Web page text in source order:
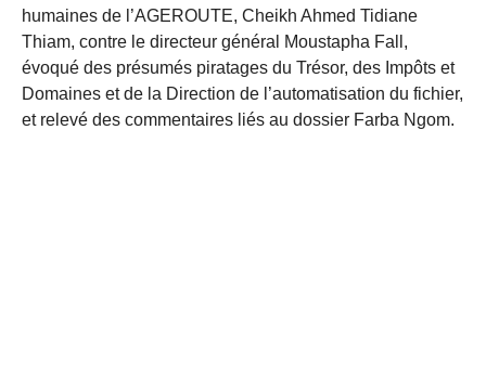
humaines de l’AGEROUTE, Cheikh Ahmed Tidiane
Thiam, contre le directeur général Moustapha Fall,
évoqué des présumés piratages du Trésor, des Impôts et
Domaines et de la Direction de l’automatisation du fichier,
et relevé des commentaires liés au dossier Farba Ngom.